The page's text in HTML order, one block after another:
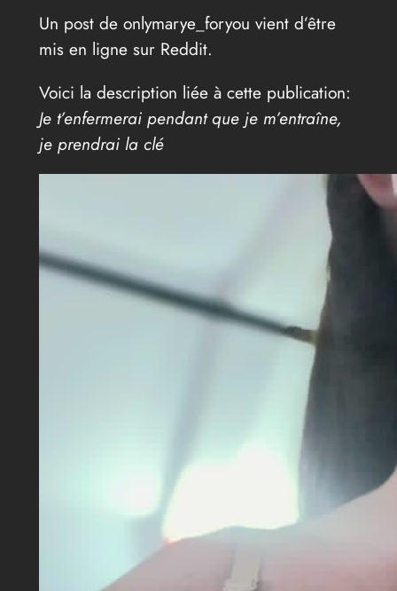
Un post de onlymarye_foryou vient d’être
mis en ligne sur Reddit.
Voici la description liée à cette publication:
Je t’enfermerai pendant que je m’entraîne,
je prendrai la clé